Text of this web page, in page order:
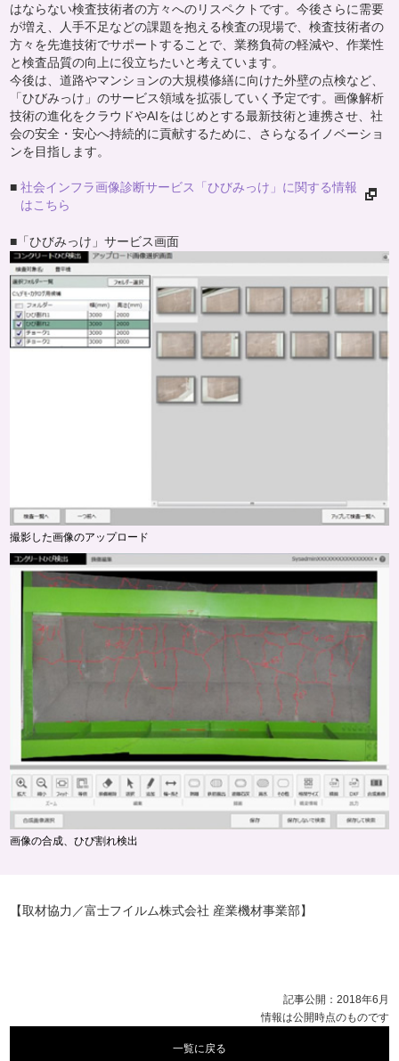
はならない検査技術者の方々へのリスペクトです。今後さらに需要
が増え、人手不足などの課題を抱える検査の現場で、検査技術者の
方々を先進技術でサポートすることで、業務負荷の軽減や、作業性
と検査品質の向上に役立ちたいと考えています。
今後は、道路やマンションの大規模修繕に向けた外壁の点検など、
「ひびみっけ」のサービス領域を拡張していく予定です。画像解析
技術の進化をクラウドやAIをはじめとする最新技術と連携させ、社
会の安全・安心へ持続的に貢献するために、さらなるイノベーショ
ンを目指します。
■ 社会インフラ画像診断サービス「ひびみっけ」に関する情報
はこちら
■「ひびみっけ」サービス画面
撮影した画像のアップロード
画像の合成、ひび割れ検出
【取材協力／富士フイルム株式会社 産業機材事業部】
記事公開：2018年6月
情報は公開時点のものです
一覧に戻る